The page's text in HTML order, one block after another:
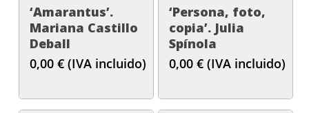
‘Amarantus’.
Mariana Castillo
Deball
0,00 € (IVA incluido)
‘Persona, foto,
copia’. Julia
Spínola
0,00 € (IVA incluido)